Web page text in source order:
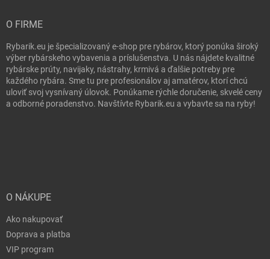
O FIRME
Rybarik.eu je špecializovaný e-shop pre rybárov, ktorý ponúka široký
výber rybárskeho vybavenia a príslušenstva. U nás nájdete kvalitné
rybárske prúty, navijaky, nástrahy, krmivá a ďalšie potreby pre
každého rybára. Sme tu pre profesionálov aj amatérov, ktorí chcú
uloviť svoj vysnívaný úlovok. Ponúkame rýchle doručenie, skvelé ceny
a odborné poradenstvo. Navštívte Rybarik.eu a vybavte sa na ryby!
O NÁKUPE
Ako nakupovať
Doprava a platba
VIP program